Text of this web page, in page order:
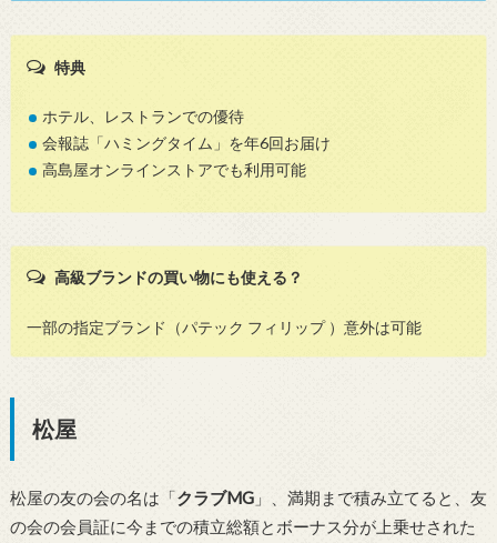
特典
ホテル、レストランでの優待
会報誌「ハミングタイム」を年6回お届け
高島屋オンラインストアでも利用可能
高級ブランドの買い物にも使える？
一部の指定ブランド（パテック フィリップ ）意外は可能
松屋
松屋の友の会の名は「クラブMG」、満期まで積み立てると、友
の会の会員証に今までの積立総額とボーナス分が上乗せされた